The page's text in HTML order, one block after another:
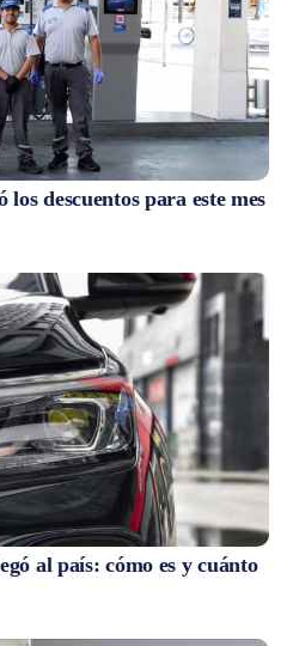
descuentos para este mes
al país: cómo es y cuánto